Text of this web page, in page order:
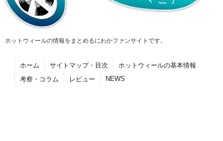
ホットウィールの情報をまとめるにわかファンサイトです。
ホーム サイトマップ・目次
ホットウィールの基本情報
考察・コラム
レビュー NEWS